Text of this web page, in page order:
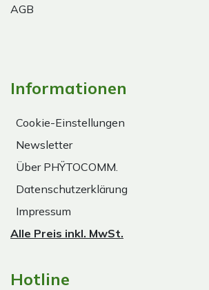
AGB
Informationen
Cookie-Einstellungen
Newsletter
Über PHŸTOCOMM.
Datenschutzerklärung
Impressum
Alle Preis inkl. MwSt.
Hotline